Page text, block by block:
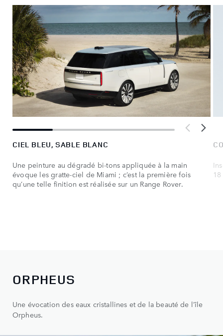
CIEL BLEU, SABLE BLANC
Une peinture au dégradé bi-tons appliquée à la main
évoque les gratte-ciel de Miami ; c’est la première fois
qu’une telle finition est réalisée sur un Range Rover.
ORPHEUS
Une évocation des eaux cristallines et de la beauté de l’île
Orpheus.